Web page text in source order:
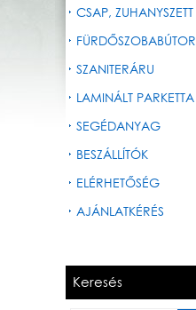
CSAP, ZUHANYSZETT
FÜRDŐSZOBABÚTOR
SZANITERÁRU
LAMINÁLT PARKETTA
SEGÉDANYAG
BESZÁLLÍTÓK
ELÉRHETŐSÉG
AJÁNLATKÉRÉS
Keresés